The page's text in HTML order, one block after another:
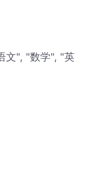
文", "数学", "英